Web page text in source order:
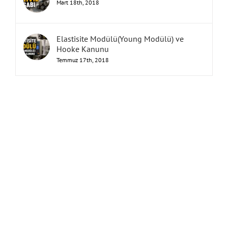
Mart 18th, 2018
Elastisite Modülü(Young Modülü) ve
Hooke Kanunu
Temmuz 17th, 2018